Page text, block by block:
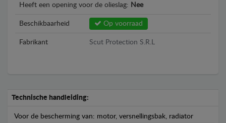
Heeft een opening voor de olieslag: Nee
Beschikbaarheid Op voorraad
Fabrikant Scut Protection S.R.L
Technische handleiding:
Voor de bescherming van: motor, versnellingsbak, radiator